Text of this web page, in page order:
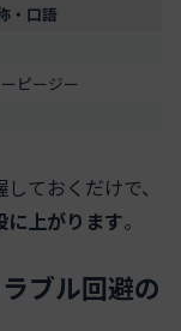
・口語
ピージー
ておくだけで、
に上がります。
ブル回避の